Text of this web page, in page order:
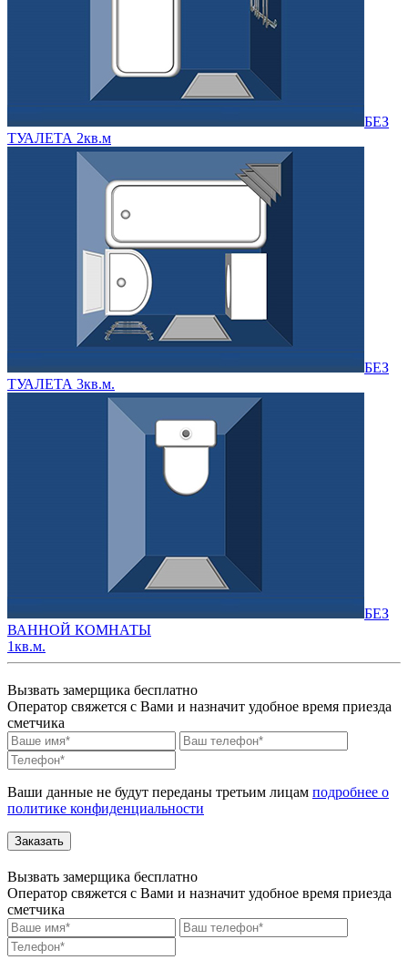
БЕЗ
ТУАЛЕТА 2кв.м
БЕЗ
ТУАЛЕТА 3кв.м.
БЕЗ
ВАННОЙ КОМНАТЫ
1кв.м.
Вызвать замерщика бесплатно
Оператор свяжется с Вами и назначит удобное время приезда
сметчика
Ваши данные не будут переданы третьим лицам подробнее о
политике конфиденциальности
Вызвать замерщика бесплатно
Оператор свяжется с Вами и назначит удобное время приезда
сметчика